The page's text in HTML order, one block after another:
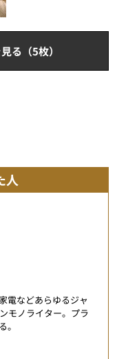
る（5枚）
人
電などあらゆるジャ
モノライター。プラ
。